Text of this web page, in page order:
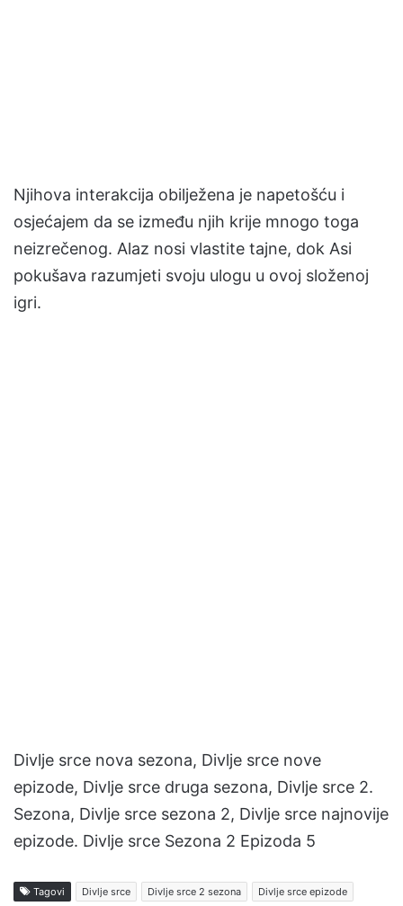
Njihova interakcija obilježena je napetošću i
osjećajem da se između njih krije mnogo toga
neizrečenog. Alaz nosi vlastite tajne, dok Asi
pokušava razumjeti svoju ulogu u ovoj složenoj
igri.
Divlje srce nova sezona, Divlje srce nove
epizode, Divlje srce druga sezona, Divlje srce 2.
Sezona, Divlje srce sezona 2, Divlje srce najnovije
epizode. Divlje srce Sezona 2 Epizoda 5
Tagovi Divlje srce Divlje srce 2 sezona Divlje srce epizode